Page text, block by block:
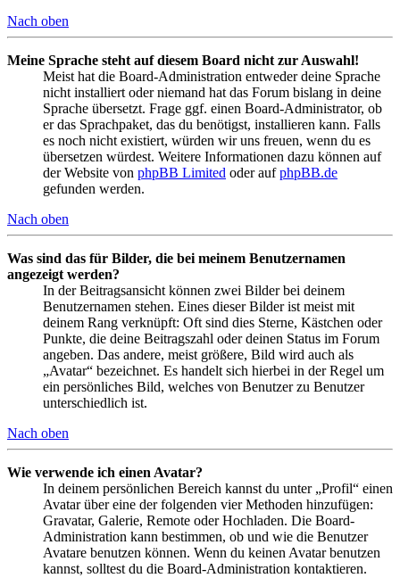
Nach oben
Meine Sprache steht auf diesem Board nicht zur Auswahl!
Meist hat die Board-Administration entweder deine Sprache
nicht installiert oder niemand hat das Forum bislang in deine
Sprache übersetzt. Frage ggf. einen Board-Administrator, ob
er das Sprachpaket, das du benötigst, installieren kann. Falls
es noch nicht existiert, würden wir uns freuen, wenn du es
übersetzen würdest. Weitere Informationen dazu können auf
der Website von phpBB Limited oder aufphpBB.de
gefunden werden.
Nach oben
Was sind das für Bilder, die bei meinem Benutzernamen
angezeigt werden?
In der Beitragsansicht können zwei Bilder bei deinem
Benutzernamen stehen. Eines dieser Bilder ist meist mit
deinem Rang verknüpft: Oft sind dies Sterne, Kästchen oder
Punkte, die deine Beitragszahl oder deinen Status im Forum
angeben. Das andere, meist größere, Bild wird auch als
„Avatar“ bezeichnet. Es handelt sich hierbei in der Regel um
ein persönliches Bild, welches von Benutzer zu Benutzer
unterschiedlich ist.
Nach oben
Wie verwende ich einen Avatar?
In deinem persönlichen Bereich kannst du unter „Profil“ einen
Avatar über eine der folgenden vier Methoden hinzufügen:
Gravatar, Galerie, Remote oder Hochladen. Die Board-
Administration kann bestimmen, ob und wie die Benutzer
Avatare benutzen können. Wenn du keinen Avatar benutzen
kannst, solltest du die Board-Administration kontaktieren.